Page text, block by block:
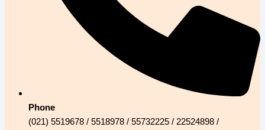
Phone
(021) 5519678 / 5518978 / 55732225 / 22524898 /